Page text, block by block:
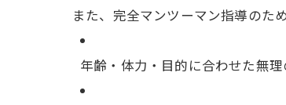
また、完全マンツーマン指導のため
年齢・体力・目的に合わせた無